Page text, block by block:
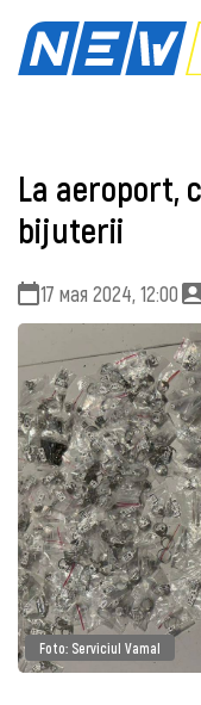
La aeroport,
bijuterii
17 мая 2024, 12:00
Foto: Serviciul Vamal